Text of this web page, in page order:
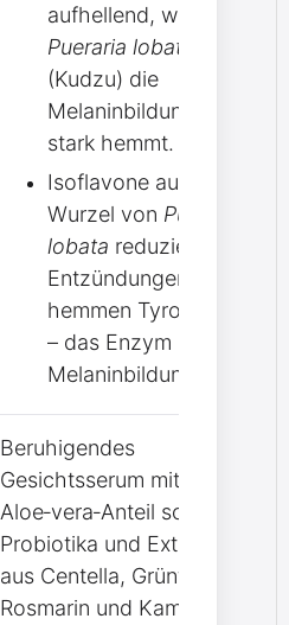
aufhellend, während
Pueraria lobata
(Kudzu) die
Melaninbildung
stark hemmt.
Isoflavone aus der
Wurzel von Pueraria
lobata reduzieren
Entzündungen und
hemmen Tyrosinase
– das Enzym der
Melaninbildung.
Beruhigendes
Gesichtsserum mit hohem
Aloe‑vera‑Anteil sowie
Probiotika und Extrakten
aus Centella, Grüntee,
Rosmarin und Kamille. Mit